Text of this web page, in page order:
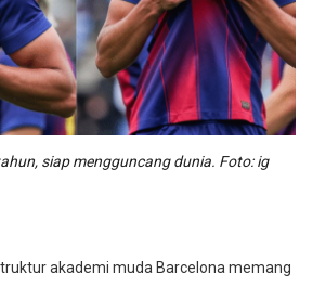
siap mengguncang dunia. Foto: ig
akademi muda Barcelona memang